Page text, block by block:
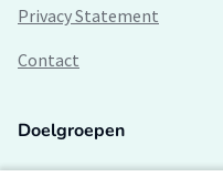
Privacy Statement
Contact
Doelgroepen